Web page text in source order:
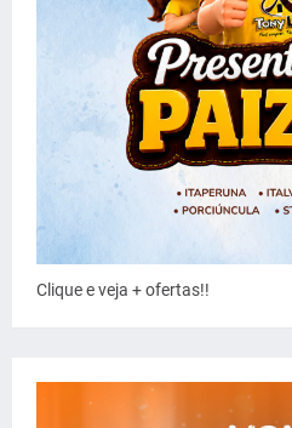
Clique e veja + ofertas!!